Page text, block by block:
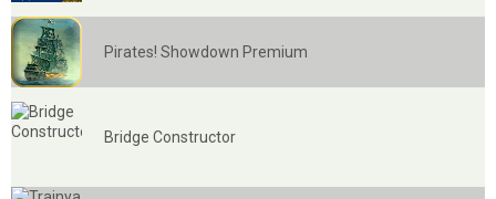
Pirates! Showdown Premium
Bridge Constructor